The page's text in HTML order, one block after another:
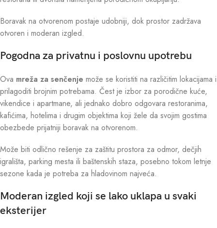
Boravak na otvorenom postaje udobniji, dok prostor zadržava
otvoren i moderan izgled.
Pogodna za privatnu i poslovnu upotrebu
Ova mreža za senčenje može se koristiti na različitim lokacijama i
prilagoditi brojnim potrebama. Čest je izbor za porodične kuće,
vikendice i apartmane, ali jednako dobro odgovara restoranima,
kafićima, hotelima i drugim objektima koji žele da svojim gostima
obezbede prijatniji boravak na otvorenom.
Može biti odlično rešenje za zaštitu prostora za odmor, dečjih
igrališta, parking mesta ili baštenskih staza, posebno tokom letnje
sezone kada je potreba za hladovinom najveća.
Moderan izgled koji se lako uklapa u svaki
eksterijer